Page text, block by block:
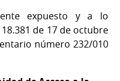
expuesto y a lo
de 17 de octubre
número 232/010